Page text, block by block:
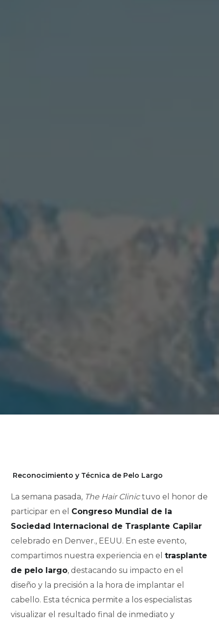
Reconocimiento y Técnica de Pelo Largo
La semana pasada, The Hair Clinictuvo el honor de
participar en el Congreso Mundial de la
Sociedad Internacional de Trasplante Capilar
celebrado en Denver., EEUU. En este evento,
compartimos nuestra experiencia en eltrasplante
de pelo largo, destacando su impacto en el
diseño y la precisión a la hora de implantar el
cabello. Esta técnica permite a los especialistas
visualizar el resultado final de inmediato y